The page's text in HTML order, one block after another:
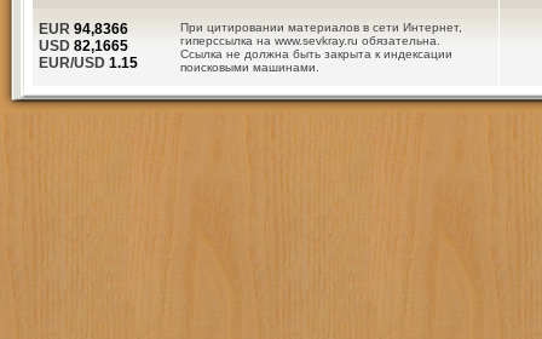
При цитировании материалов в сети Интернет,
гиперссылка на www.sevkray.ru обязательна.
Ссылка не должна быть закрыта к индексации
поисковыми машинами.
EUR 94,8366
USD 82,1665
EUR/USD 1.15